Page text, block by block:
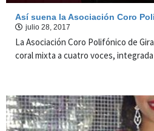
Así suena la Asociación Coro
julio 28, 2017
La Asociación Coro Polifónico de
coral mixta a cuatro voces, integrada